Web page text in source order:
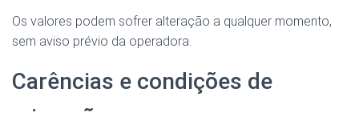
Os valores podem sofrer alteração a qualquer momento,
sem aviso prévio da operadora.
Carências e condições de